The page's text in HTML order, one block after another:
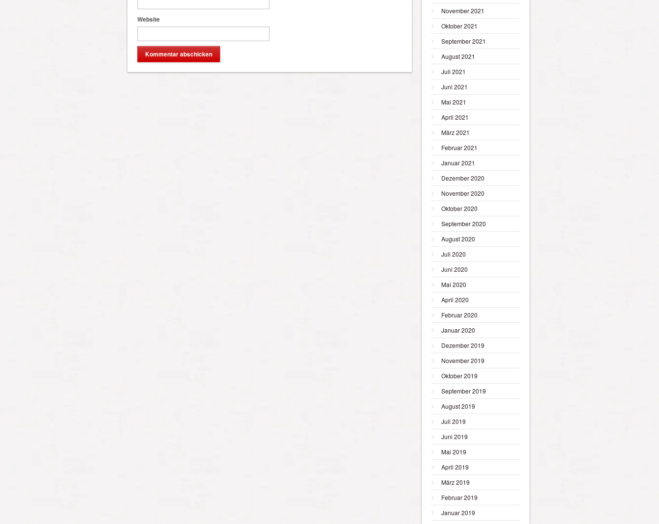
Website
November 2021
Oktober 2021
September 2021
August 2021
Juli 2021
Juni 2021
Mai 2021
April 2021
März 2021
Februar 2021
Januar 2021
Dezember 2020
November 2020
Oktober 2020
September 2020
August 2020
Juli 2020
Juni 2020
Mai 2020
April 2020
Februar 2020
Januar 2020
Dezember 2019
November 2019
Oktober 2019
September 2019
August 2019
Juli 2019
Juni 2019
Mai 2019
April 2019
März 2019
Februar 2019
Januar 2019